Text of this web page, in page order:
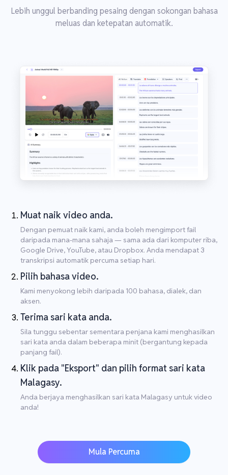
Lebih unggul berbanding pesaing dengan sokongan bahasa
meluas dan ketepatan automatik.
Muat naik video anda.
Dengan pemuat naik kami, anda boleh mengimport fail
daripada mana-mana sahaja — sama ada dari komputer riba,
Google Drive, YouTube, atau Dropbox. Anda mendapat 3
transkripsi automatik percuma setiap hari.
Pilih bahasa video.
Kami menyokong lebih daripada 100 bahasa, dialek, dan
aksen.
Terima sari kata anda.
Sila tunggu sebentar sementara penjana kami menghasilkan
sari kata anda dalam beberapa minit (bergantung kepada
panjang fail).
Klik pada "Eksport" dan pilih format sari kata
Malagasy.
Anda berjaya menghasilkan sari kata Malagasy untuk video
anda!
Mula Percuma